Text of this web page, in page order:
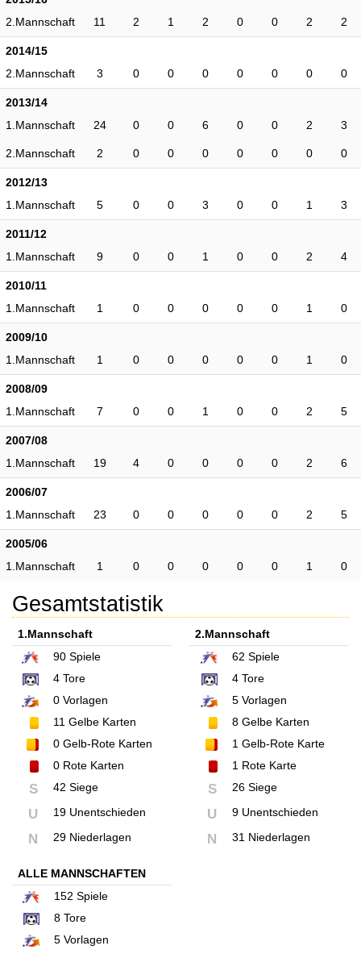
2.Mannschaft
11 2 1 2 0 0 2 2
2014/15
2.Mannschaft
3 0 0 0 0 0 0 0
2013/14
1.Mannschaft
24 0 0 6 0 0 2 3
2.Mannschaft 2 0 0 0 0 0 0 0
2012/13
1.Mannschaft
5 0 0 3 0 0 1 3
2011/12
1.Mannschaft
9 0 0 1 0 0 2 4
2010/11
1.Mannschaft
1 0 0 0 0 0 1 0
2009/10
1.Mannschaft
1 0 0 0 0 0 1 0
2008/09
1.Mannschaft
7 0 0 1 0 0 2 5
2007/08
1.Mannschaft
19 4 0 0 0 0 2 6
2006/07
1.Mannschaft
23 0 0 0 0 0 2 5
2005/06
1.Mannschaft
1 0 0 0 0 0 1 0
Gesamtstatistik
1.Mannschaft
90 Spiele
4 Tore
0 Vorlagen
11 Gelbe Karten
0 Gelb-Rote Karten
0 Rote Karten
S 42 Siege
U 19 Unentschieden
N 29 Niederlagen
2.Mannschaft
62 Spiele
4Tore
5Vorlagen
8Gelbe Karten
1Gelb-Rote Karte
1Rote Karte
S 26 Siege
U 9 Unentschieden
N 31 Niederlagen
ALLE MANNSCHAFTEN
152 Spiele
8 Tore
5 Vorlagen